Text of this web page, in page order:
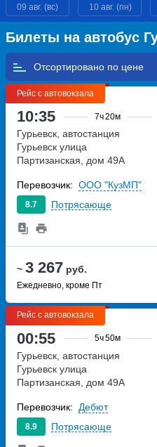
09 авг. (вс)
10 авг. (пн)
Билеты на автобус
Отсортировано по
Рейс с автовокзала
10:35 7ч20м
~ 3 267 руб.
Ежедневно, кроме Пт
Гурьевск, автостанция
Гурьевск улица
Партизанская, дом 49А
8.7 Потрясающе
Перевозчик: ООО "КузМП"
Рейс с автовокзала
00:55 5ч50м
Гурьевск, автостанция
Гурьевск улица
Партизанская, дом 49А
8.9 Потрясающе
Перевозчик: Дебют